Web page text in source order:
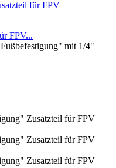
FPV...
mit 1/4"